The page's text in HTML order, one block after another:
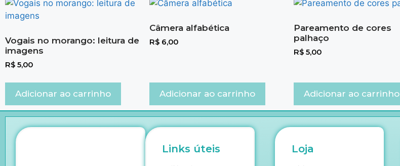
Vogais no morango: leitura de
imagens
R$ 5,00
Adicionar ao carrinho
Câmera alfabética
R$ 6,00
Adicionar ao carrinho
Pareamento de cores
palhaço
R$ 5,00
Adicionar ao carrinho
Links úteis Loja